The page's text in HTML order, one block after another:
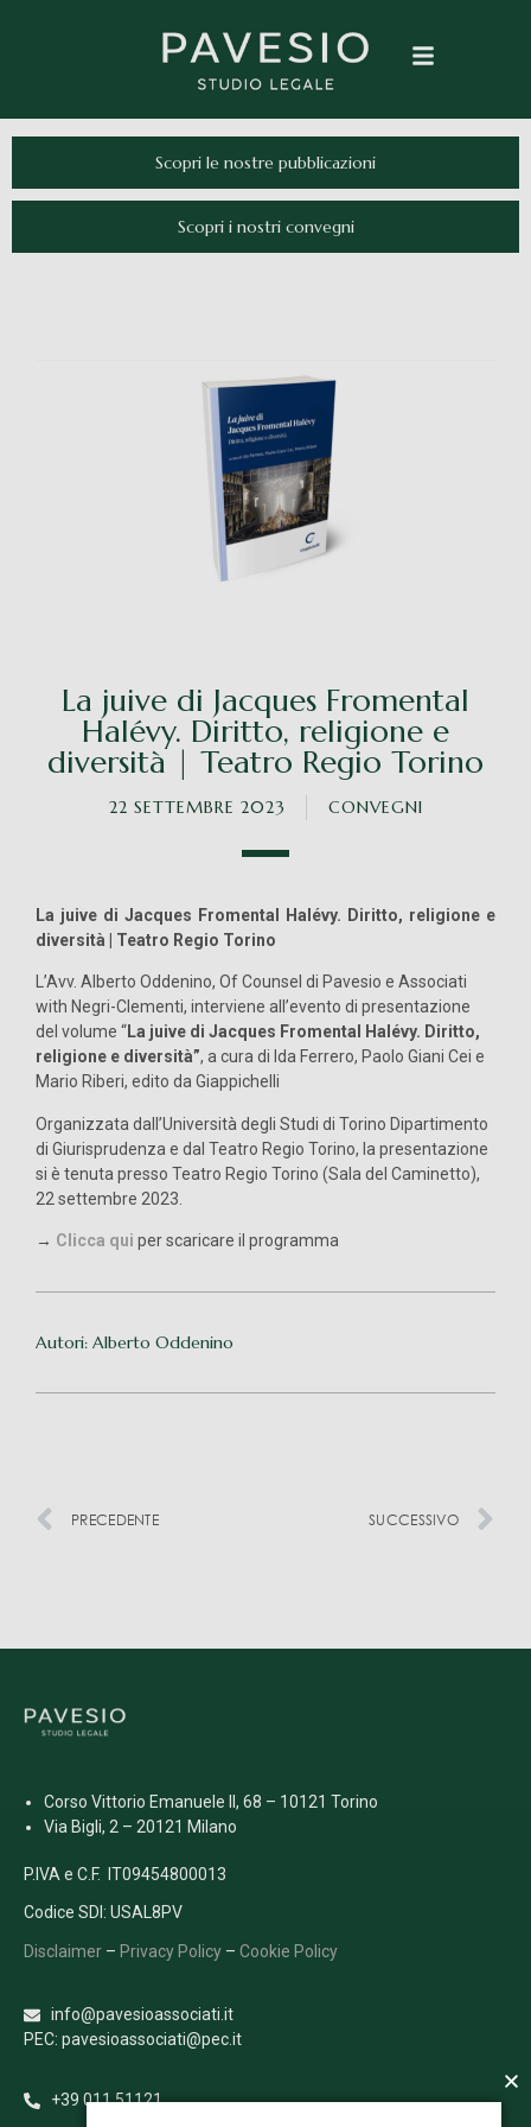
Scopri le nostre pubblicazioni
Scopri i nostri convegni
La juive di Jacques Fromental
Halévy. Diritto, religione e
diversità | Teatro Regio Torino
22 SETTEMBRE 2023 CONVEGNI
La juive di Jacques Fromental Halévy. Diritto, religione e
diversità | Teatro Regio Torino
L’Avv. Alberto Oddenino, Of Counsel di Pavesio e Associati
with Negri-Clementi, interviene all’evento di presentazione
del volume “La juive di Jacques Fromental Halévy. Diritto,
religione e diversità”, a cura di Ida Ferrero, Paolo Giani Cei e
Mario Riberi, edito da Giappichelli
Organizzata dall’Università degli Studi di Torino Dipartimento
di Giurisprudenza e dal Teatro Regio Torino, la presentazione
si è tenuta presso Teatro Regio Torino (Sala del Caminetto),
22 settembre 2023.
→ Clicca qui per scaricare il programma
Autori: Alberto Oddenino
PRECEDENTE SUCCESSIVO
Corso Vittorio Emanuele II, 68 – 10121 Torino
Via Bigli, 2 – 20121 Milano
P.IVA e C.F. IT09454800013
Codice SDI: USAL8PV
Disclaimer – Privacy Policy – Cookie Policy
info@pavesioassociati.it
PEC: pavesioassociati@pec.it
+39 011 51121